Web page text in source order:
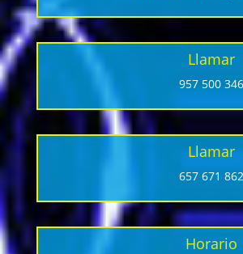
Llamar
957 500 346
Llamar
657 671 862
Horario